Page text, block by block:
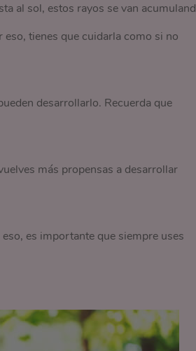
al sol, estos rayos se van
tienes que cuidarla como si no
desarrollarlo. Recuerda que
más propensas a desarrollar
es importante que siempre uses